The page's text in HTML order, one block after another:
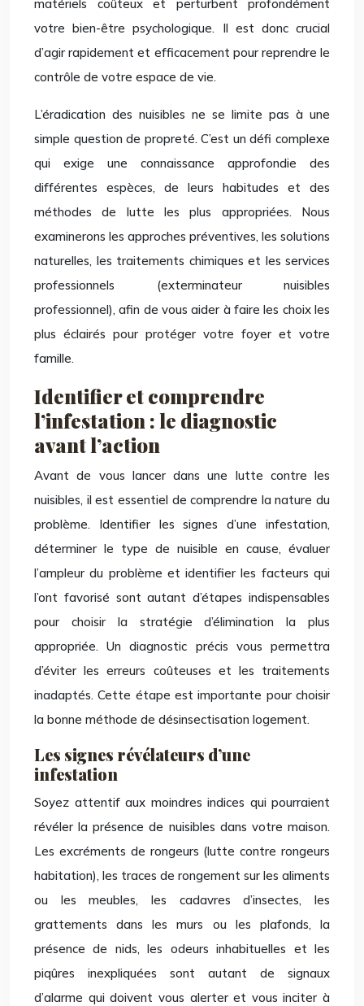
matériels coûteux et perturbent profondément
votre bien-être psychologique. Il est donc crucial
d’agir rapidement et efficacement pour reprendre le
contrôle de votre espace de vie.
L’éradication des nuisibles ne se limite pas à une
simple question de propreté. C’est un défi complexe
qui exige une connaissance approfondie des
différentes espèces, de leurs habitudes et des
méthodes de lutte les plus appropriées. Nous
examinerons les approches préventives, les solutions
naturelles, les traitements chimiques et les services
professionnels (exterminateur nuisibles
professionnel), afin de vous aider à faire les choix les
plus éclairés pour protéger votre foyer et votre
famille.
Identifier et comprendre
l’infestation : le diagnostic
avant l’action
Avant de vous lancer dans une lutte contre les
nuisibles, il est essentiel de comprendre la nature du
problème. Identifier les signes d’une infestation,
déterminer le type de nuisible en cause, évaluer
l’ampleur du problème et identifier les facteurs qui
l’ont favorisé sont autant d’étapes indispensables
pour choisir la stratégie d’élimination la plus
appropriée. Un diagnostic précis vous permettra
d’éviter les erreurs coûteuses et les traitements
inadaptés. Cette étape est importante pour choisir
la bonne méthode de désinsectisation logement.
Les signes révélateurs d’une
infestation
Soyez attentif aux moindres indices qui pourraient
révéler la présence de nuisibles dans votre maison.
Les excréments de rongeurs (lutte contre rongeurs
habitation), les traces de rongement sur les aliments
ou les meubles, les cadavres d’insectes, les
grattements dans les murs ou les plafonds, la
présence de nids, les odeurs inhabituelles et les
piqûres inexpliquées sont autant de signaux
d’alarme qui doivent vous alerter et vous inciter à